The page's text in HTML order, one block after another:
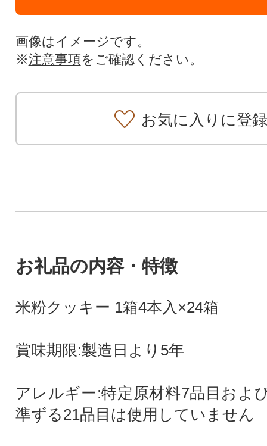
画像はイメージです。
※注意事項をご確認ください。
お気に入りに登録
お礼品の内容・特徴
米粉クッキー 1箱4本入×24箱
賞味期限:製造日より5年
アレルギー:特定原材料7品目およ
準ずる21品目は使用していません